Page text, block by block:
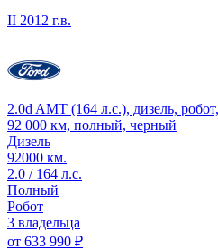
II 2012 г.в.
2.0d AMT (164 л.с.), дизель,
92 000 км, полный, черный
Дизель
92000 км.
2.0 / 164 л.с.
Полный
Робот
3 владельца
от 633 990 ₽